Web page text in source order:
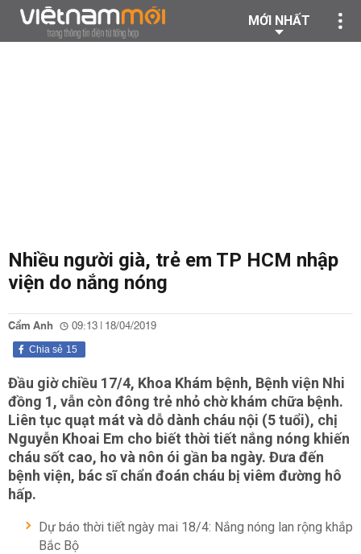
MỚI NHẤT
Nhiều người già, trẻ em TP HCM nhập
viện do nắng nóng
Cẩm Anh 09:13 | 18/04/2019
15
Chia sẻ
Đầu giờ chiều 17/4, Khoa Khám bệnh, Bệnh viện Nhi
đồng 1, vẫn còn đông trẻ nhỏ chờ khám chữa bệnh.
Liên tục quạt mát và dỗ dành cháu nội (5 tuổi), chị
Nguyễn Khoai Em cho biết thời tiết nắng nóng khiến
cháu sốt cao, ho và nôn ói gần ba ngày. Đưa đến
bệnh viện, bác sĩ chẩn đoán cháu bị viêm đường hô
hấp.
Dự báo thời tiết ngày mai 18/4: Nắng nóng lan rộng khắp
Bắc Bộ